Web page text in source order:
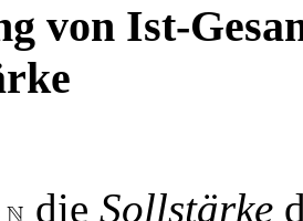
von Ist-
die Sollstärke